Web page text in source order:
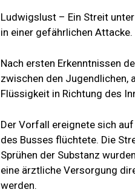
Ludwigslust – Ein Streit
in einer gefährlichen Attacke.
Nach ersten Erkenntnissen
zwischen den Jugendlichen,
Flüssigkeit in Richtung des
Der Vorfall ereignete sich
des Busses flüchtete. Die
Sprühen der Substanz
eine ärztliche Versorgung
werden.